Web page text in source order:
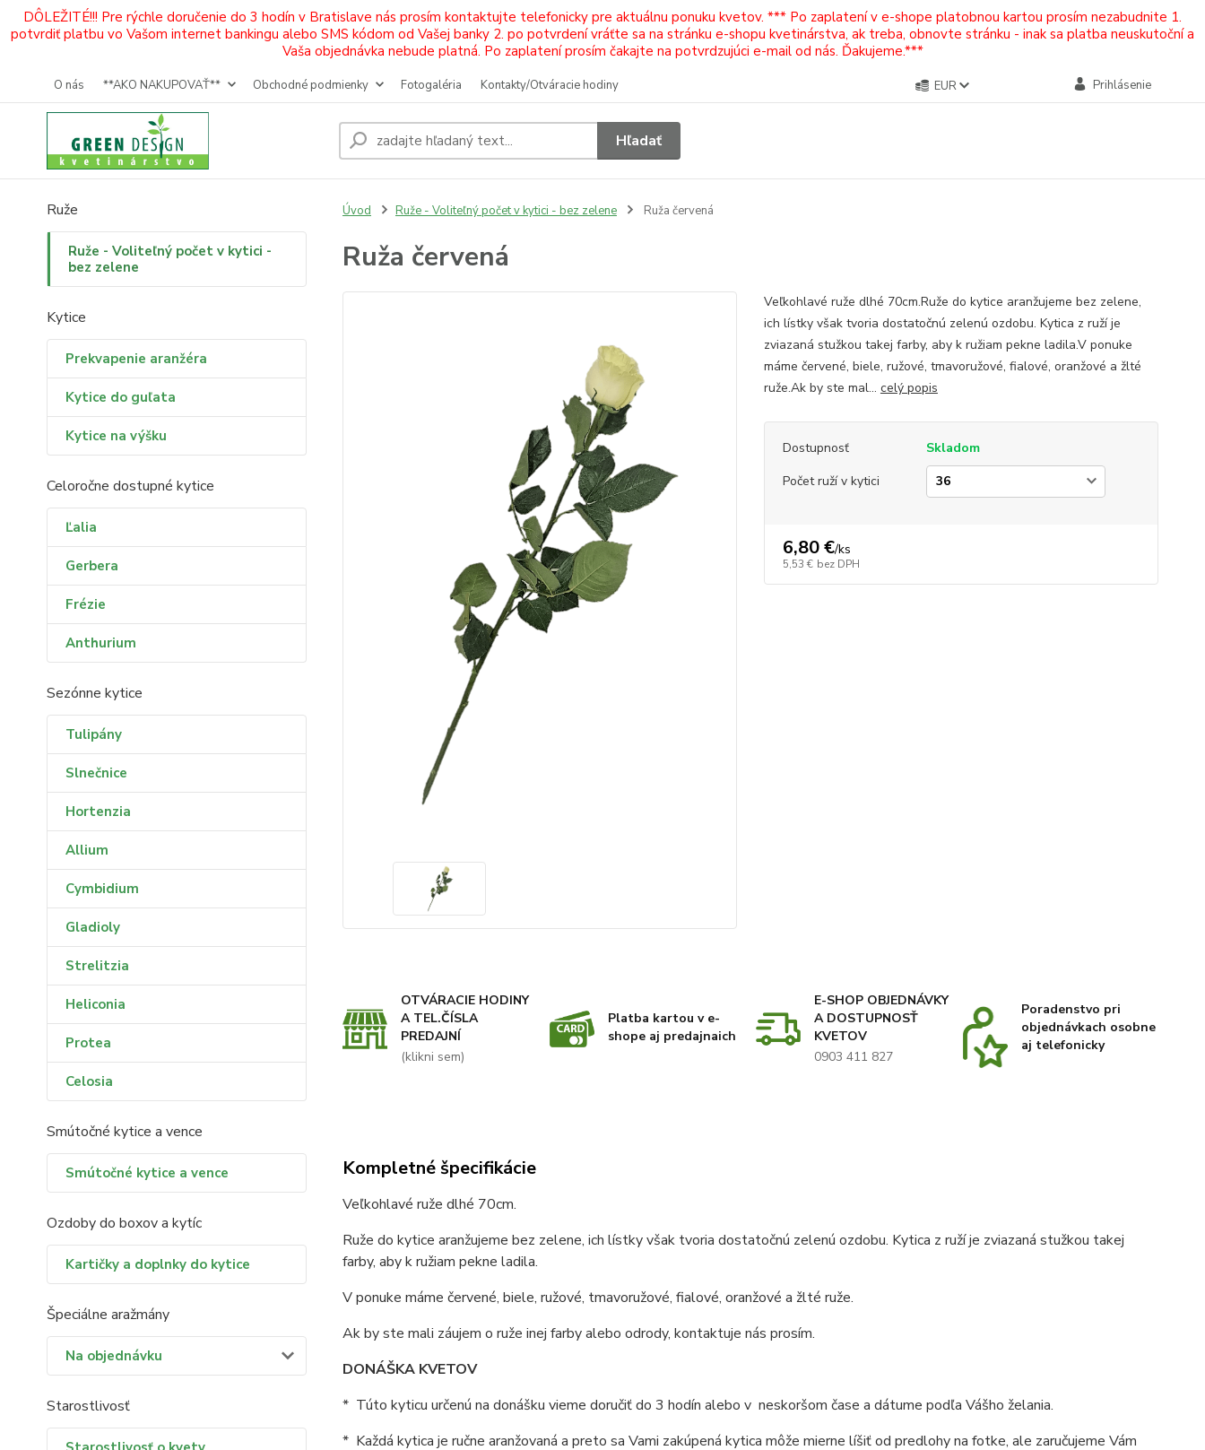
DÔLEŽITÉ!!! Pre rýchle doručenie do 3 hodín v Bratislave nás prosím kontaktujte telefonicky pre aktuálnu ponuku kvetov. *** Po zaplatení v e-shope platobnou kartou prosím nezabudnite 1.
potvrdiť platbu vo Vašom internet bankingu alebo SMS kódom od Vašej banky 2. po potvrdení vráťte sa na stránku e-shopu kvetinárstva, ak treba, obnovte stránku - inak sa platba neuskutoční a
Vaša objednávka nebude platná. Po zaplatení prosím čakajte na potvrdzujúci e-mail od nás. Ďakujeme.***
O nás **AKO NAKUPOVAŤ** Obchodné podmienky Fotogaléria Kontakty/Otváracie hodiny EUR Prihlásenie
Hľadať
Ruže
Ruže - Voliteľný počet v kytici -
bez zelene
Kytice
Prekvapenie aranžéra
Kytice do guľata
Kytice na výšku
Celoročne dostupné kytice
Ľalia
Gerbera
Frézie
Anthurium
Sezónne kytice
Tulipány
Slnečnice
Hortenzia
Allium
Cymbidium
Gladioly
Strelitzia
Heliconia
Protea
Celosia
Smútočné kytice a vence
Smútočné kytice a vence
Ozdoby do boxov a kytíc
Kartičky a doplnky do kytice
Špeciálne aražmány
Na objednávku
Starostlivosť
Úvod Ruže - Voliteľný počet v kytici - bez zelene Ruža červená
Ruža červená
Veľkohlavé ruže dlhé 70cm.Ruže do kytice aranžujeme bez zelene,
ich lístky však tvoria dostatočnú zelenú ozdobu. Kytica z ruží je
zviazaná stužkou takej farby, aby k ružiam pekne ladila.V ponuke
máme červené, biele, ružové, tmavoružové, fialové, oranžové a žlté
ruže.Ak by ste mal... celý popis
Dostupnosť
Skladom
Počet ruží v kytici
6,80 €/ks
5,53 € bez DPH
OTVÁRACIE HODINY
A TEL.ČÍSLA
PREDAJNÍ
(klikni sem)
Platba kartou v e-
shope aj predajnaich
E-SHOP OBJEDNÁVKY
A DOSTUPNOSŤ
KVETOV
0903 411 827
Poradenstvo pri
objednávkach osobne
aj telefonicky
Kompletné špecifikácie
Veľkohlavé ruže dlhé 70cm.
Ruže do kytice aranžujeme bez zelene, ich lístky však tvoria dostatočnú zelenú ozdobu. Kytica z ruží je zviazaná stužkou takej
farby, aby k ružiam pekne ladila.
V ponuke máme červené, biele, ružové, tmavoružové, fialové, oranžové a žlté ruže.
Ak by ste mali záujem o ruže inej farby alebo odrody, kontaktuje nás prosím.
DONÁŠKA KVETOV
* Túto kyticu určenú na donášku vieme doručiť do 3 hodín alebo v neskoršom čase a dátume podľa Vášho želania.
* Každá kytica je ručne aranžovaná a preto sa Vami zakúpená kytica môže mierne líšiť od predlohy na fotke, ale zaručujeme Vám